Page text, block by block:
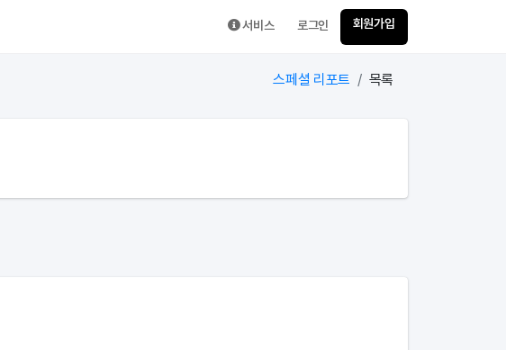
서비스 로그인 회원가입
스페셜 리포트 목록